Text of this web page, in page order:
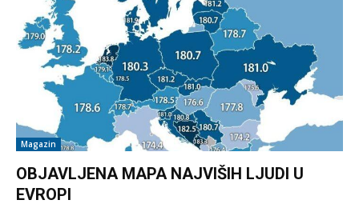
Magazin
OBJAVLJENA MAPA NAJVIŠIH LJUDI U
EVROPI